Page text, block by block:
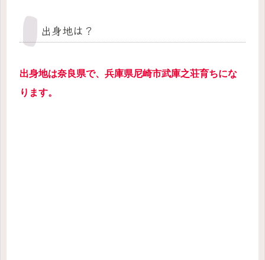
出身地は？
出身地は奈良県で、兵庫県尼崎市武庫之荘育ちにな
ります。